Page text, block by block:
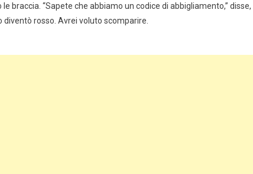
le braccia. “Sapete che abbiamo un codice di abbigliamento,”
diventò rosso. Avrei voluto scomparire.